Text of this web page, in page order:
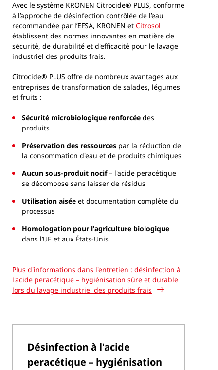
Avec le système KRONEN Citrocide® PLUS, conforme
à l’approche de désinfection contrôlée de l’eau
recommandée par l’EFSA, KRONEN et Citrosol
établissent des normes innovantes en matière de
sécurité, de durabilité et d'efficacité pour le lavage
industriel des produits frais.
Citrocide® PLUS offre de nombreux avantages aux
entreprises de transformation de salades, légumes
et fruits :
Sécurité microbiologique renforcée des
produits
Préservation des ressources par la réduction de
la consommation d'eau et de produits chimiques
Aucun sous-produit nocif– l'acide peracétique
se décompose sans laisser de résidus
Utilisation aisée et documentation complète du
processus
Homologation pour l'agriculture biologique
dans l’UE et aux États-Unis
Plus d'informations dans l'entretien : désinfection à
l'acide peracétique – hygiénisation sûre et durable
lors du lavage industriel des produits frais
Désinfection à l'acide
peracétique – hygiénisation